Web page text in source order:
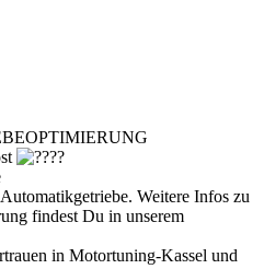
Weitere Infos zu
findest Du in unserem
in Motortuning-Kassel und